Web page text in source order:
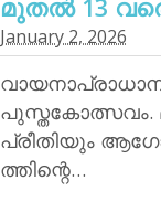
മുതല്‍ 13
January 2, 2026
പുസ്തകോത്സവം.
പ്രീതിയും
ത്തിന്റെ…